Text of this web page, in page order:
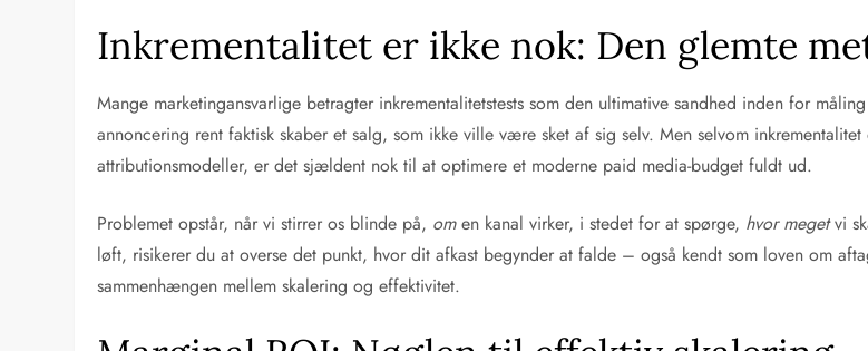
Inkrementalitet er ikke nok: Den glemte
Mange marketingansvarlige betragter inkrementalitetstests som den ultimative sandhed inden for
annoncering rent faktisk skaber et salg, som ikke ville være sket af sig selv. Men selvom
attributionsmodeller, er det sjældent nok til at optimere et moderne paid media-budget fuldt ud.
Problemet opstår, når vi stirrer os blinde på, omen kanal virker, i stedet for at spørge, hvor megetvi
løft, risikerer du at overse det punkt, hvor dit afkast begynder at falde – også kendt som loven om
sammenhængen mellem skalering og effektivitet.